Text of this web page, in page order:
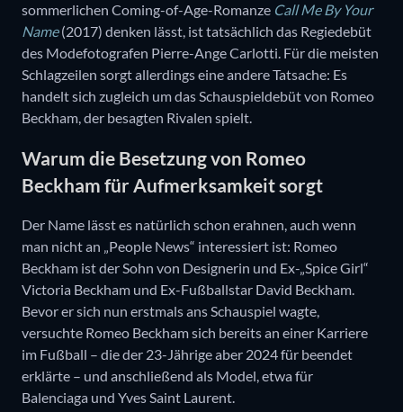
sommerlichen Coming-of-Age-Romanze Call Me By Your
Name (2017) denken lässt, ist tatsächlich das Regiedebüt
des Modefotografen Pierre-Ange Carlotti. Für die meisten
Schlagzeilen sorgt allerdings eine andere Tatsache: Es
handelt sich zugleich um das Schauspieldebüt von Romeo
Beckham, der besagten Rivalen spielt.
Warum die Besetzung von Romeo
Beckham für Aufmerksamkeit sorgt
Der Name lässt es natürlich schon erahnen, auch wenn
man nicht an „People News“ interessiert ist: Romeo
Beckham ist der Sohn von Designerin und Ex-„Spice Girl“
Victoria Beckham und Ex-Fußballstar David Beckham.
Bevor er sich nun erstmals ans Schauspiel wagte,
versuchte Romeo Beckham sich bereits an einer Karriere
im Fußball – die der 23-Jährige aber 2024 für beendet
erklärte – und anschließend als Model, etwa für
Balenciaga und Yves Saint Laurent.